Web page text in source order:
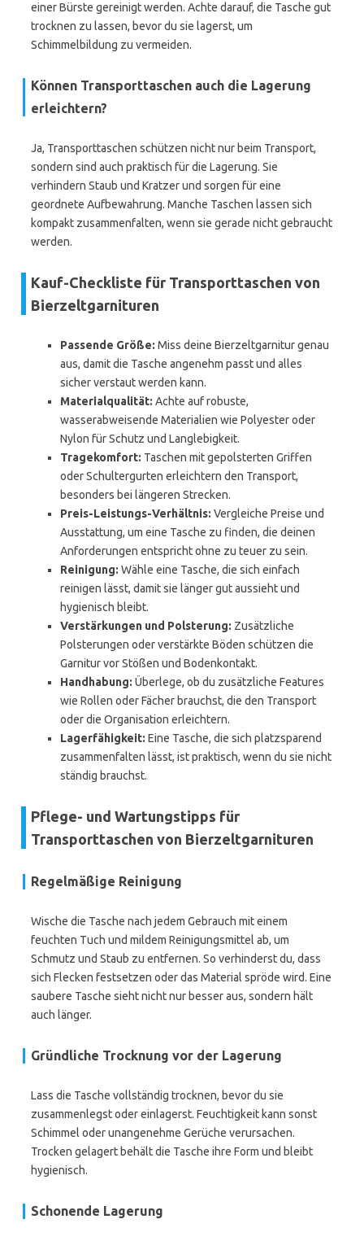
einer Bürste gereinigt werden. Achte darauf, die Tasche gut
trocknen zu lassen, bevor du sie lagerst, um
Schimmelbildung zu vermeiden.
Können Transporttaschen auch die Lagerung
erleichtern?
Ja, Transporttaschen schützen nicht nur beim Transport,
sondern sind auch praktisch für die Lagerung. Sie
verhindern Staub und Kratzer und sorgen für eine
geordnete Aufbewahrung. Manche Taschen lassen sich
kompakt zusammenfalten, wenn sie gerade nicht gebraucht
werden.
Kauf-Checkliste für Transporttaschen von
Bierzeltgarnituren
Passende Größe: Miss deine Bierzeltgarnitur genau
aus, damit die Tasche angenehm passt und alles
sicher verstaut werden kann.
Materialqualität: Achte auf robuste,
wasserabweisende Materialien wie Polyester oder
Nylon für Schutz und Langlebigkeit.
Tragekomfort: Taschen mit gepolsterten Griffen
oder Schultergurten erleichtern den Transport,
besonders bei längeren Strecken.
Preis-Leistungs-Verhältnis: Vergleiche Preise und
Ausstattung, um eine Tasche zu finden, die deinen
Anforderungen entspricht ohne zu teuer zu sein.
Reinigung: Wähle eine Tasche, die sich einfach
reinigen lässt, damit sie länger gut aussieht und
hygienisch bleibt.
Verstärkungen und Polsterung: Zusätzliche
Polsterungen oder verstärkte Böden schützen die
Garnitur vor Stößen und Bodenkontakt.
Handhabung: Überlege, ob du zusätzliche Features
wie Rollen oder Fächer brauchst, die den Transport
oder die Organisation erleichtern.
Lagerfähigkeit: Eine Tasche, die sich platzsparend
zusammenfalten lässt, ist praktisch, wenn du sie nicht
ständig brauchst.
Pflege- und Wartungstipps für
Transporttaschen von Bierzeltgarnituren
Regelmäßige Reinigung
Wische die Tasche nach jedem Gebrauch mit einem
feuchten Tuch und mildem Reinigungsmittel ab, um
Schmutz und Staub zu entfernen. So verhinderst du, dass
sich Flecken festsetzen oder das Material spröde wird. Eine
saubere Tasche sieht nicht nur besser aus, sondern hält
auch länger.
Gründliche Trocknung vor der Lagerung
Lass die Tasche vollständig trocknen, bevor du sie
zusammenlegst oder einlagerst. Feuchtigkeit kann sonst
Schimmel oder unangenehme Gerüche verursachen.
Trocken gelagert behält die Tasche ihre Form und bleibt
hygienisch.
Schonende Lagerung